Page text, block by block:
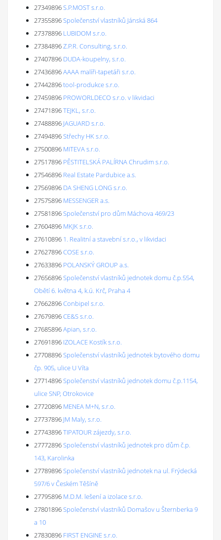
27349896S.P.MOST s.r.o.
27355896Společenství vlastníků Jánská 864
27378896 LUBIDOM s.r.o.
27384896Z.P.R. Consulting, s.r.o.
27407896 DUDA-koupelny, s.r.o.
27436896AAAA malíři-tapetáři s.r.o.
27442896tool-produkce s.r.o.
27459896 PROWORLDECO s.r.o. v likvidaci
27471896TEJKL, s.r.o.
27488896 JAGUARD s.r.o.
27494896Střechy HK s.r.o.
27500896 MITEVA s.r.o.
27517896 PĚSTITELSKÁ PALÍRNA Chrudim s.r.o.
27546896 Real Estate Pardubice a.s.
27569896 DA SHENG LONG s.r.o.
27575896 MESSENGER a.s.
27581896Společenství pro dům Máchova 469/23
27604896 MKJK s.r.o.
27610896 1. Realitní a stavební s.r.o., v likvidaci
27627896COSE s.r.o.
27633896 POLANSKÝ GROUP a.s.
27656896Společenství vlastníků jednotek domu č.p.554,
Obětí 6. května 4, k.ú. Krč, Praha 4
27662896Conbipel s.r.o.
27679896CE&S s.r.o.
27685896Apian, s.r.o.
27691896 IZOLACE Kostík s.r.o.
27708896Společenství vlastníků jednotek bytového domu
čp. 905, ulice U Víta
27714896Společenství vlastníků jednotek domu č.p.1154,
ulice SNP, Otrokovice
27720896 MENEA M+N, s.r.o.
27737896 JM Maly, s.r.o.
27743896TIPATOUR zájezdy, s.r.o.
27772896Společenství vlastníků jednotek pro dům č.p.
143, Karolinka
27789896Společenství vlastníků jednotek na ul. Frýdecká
597/6 v Českém Těšíně
27795896 M.D.M. lešení a izolace s.r.o.
27801896Společenství vlastníků Domašov u Šternberka 9
a 10
27830896 FIRST ENGINE s.r.o.